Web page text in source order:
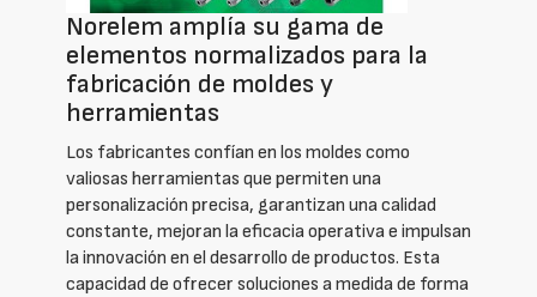
Norelem amplía su gama de
elementos normalizados para la
fabricación de moldes y
herramientas
Los fabricantes confían en los moldes como
valiosas herramientas que permiten una
personalización precisa, garantizan una calidad
constante, mejoran la eficacia operativa e impulsan
la innovación en el desarrollo de productos. Esta
capacidad de ofrecer soluciones a medida de forma